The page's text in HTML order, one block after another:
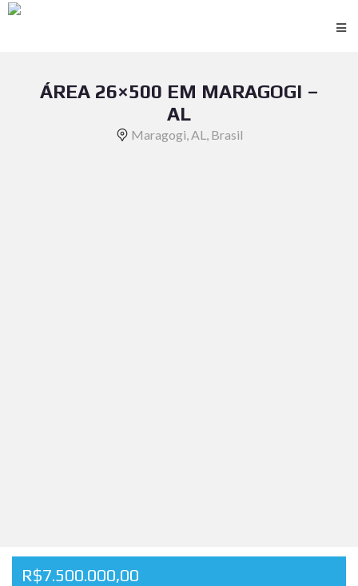
ÁREA 26×500 EM MARAGOGI –
AL
Maragogi, AL, Brasil
R$7.500.000,00